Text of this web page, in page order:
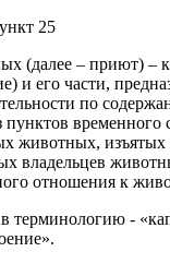
25
(далее – приют) –
и его части,
по
временного
животных,
владельцев
отношения к
терминологию -